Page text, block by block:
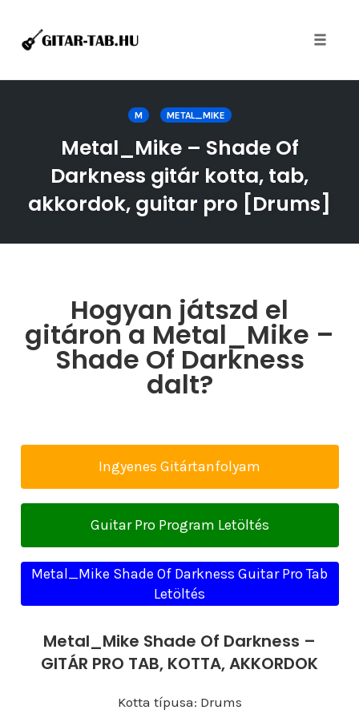
M METAL_MIKE
Metal_Mike – Shade Of
Darkness gitár kotta, tab,
akkordok, guitar pro [Drums]
Hogyan játszd el
gitáron a Metal_Mike –
Shade Of Darkness
dalt?
Ingyenes Gitártanfolyam
Guitar Pro Program Letöltés
Metal_Mike Shade Of Darkness Guitar Pro Tab
Letöltés
Metal_Mike Shade Of Darkness –
GITÁR PRO TAB, KOTTA, AKKORDOK
Kotta típusa: Drums